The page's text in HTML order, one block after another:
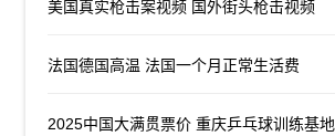
美国真实枪击案视频 国外街头枪击视频
法国德国高温 法国一个月正常生活费
2025中国大满贯票价 重庆乒乓球训练基地